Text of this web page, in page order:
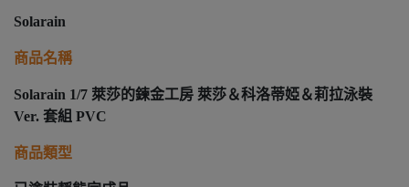
Solarain
商品名稱
Solarain 1/7 萊莎的鍊金工房 萊莎＆科洛蒂婭＆莉拉泳裝
Ver. 套組 PVC
商品類型